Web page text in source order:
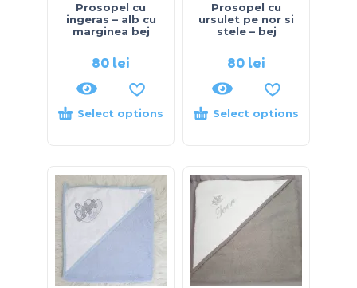
Prosopel cu
ingeras – alb cu
marginea bej
80 lei
Select options
Prosopel cu
ursulet pe nor si
stele – bej
80 lei
Select options